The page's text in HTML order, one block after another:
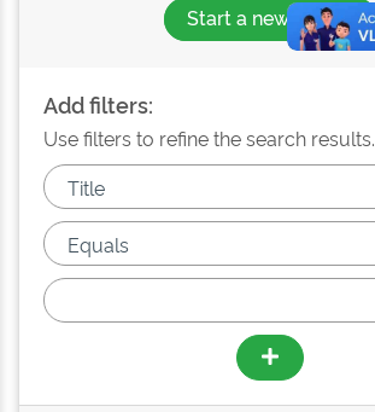
Start a new search
Add filters:
Use filters to refine the search results.